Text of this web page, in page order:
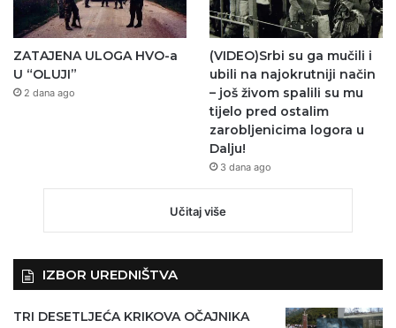
ZATAJENA ULOGA HVO-a
U “OLUJI”
2 dana ago
(VIDEO)Srbi su ga mučili i
ubili na najokrutniji način
– još živom spalili su mu
tijelo pred ostalim
zarobljenicima logora u
Dalju!
3 dana ago
Učitaj više
IZBOR UREDNIŠTVA
TRI DESETLJEĆA KRIKOVA OČAJNIKA